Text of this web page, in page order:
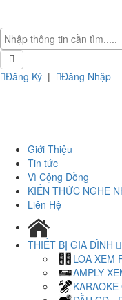
Đăng Ký | Đăng Nhập
Giới Thiệu
Tin tức
Vì Cộng Đồng
KIẾN THỨC NGHE
Liên Hệ
THIẾT BỊ GIA ĐÌNH
LOA XEM
AMPLY